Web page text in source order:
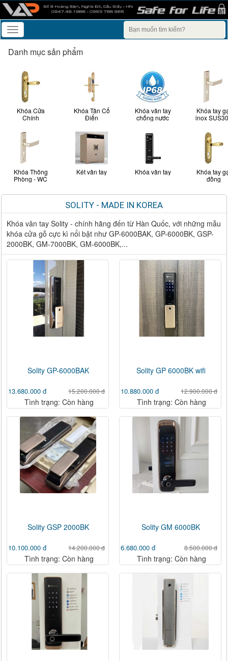
Toggle
navigation
Danh mục sản phẩm
Khóa Cửa
Chính
Khóa Thông
Phòng - WC
Khóa Tân Cổ
Điển
Két vân tay
Khóa vân tay
chống nước
Khóa vân tay
Khóa tay
inox
Khóa tay
đồng
SOLITY - MADE IN KOREA
Khóa vân tay Solity - chính hãng đến từ Hàn Quốc, với những mẫu
khóa cửa gỗ cực kì nổi bật như GP-6000BAK, GP-6000BK, GSP-
2000BK, GM-7000BK, GM-6000BK,...
Solity GP-6000BAK
13.680.000 đ 15.200.000 đ
Tình trạng: Còn hàng
Solity GP 6000BK wifi
10.880.000 đ 12.900.000 đ
Tình trạng: Còn hàng
Solity GSP 2000BK
10.100.000 đ 14.200.000 đ
Tình trạng: Còn hàng
Solity GM 6000BK
6.680.000 đ 8.500.000 đ
Tình trạng: Còn hàng